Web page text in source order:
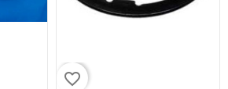
favorite_border